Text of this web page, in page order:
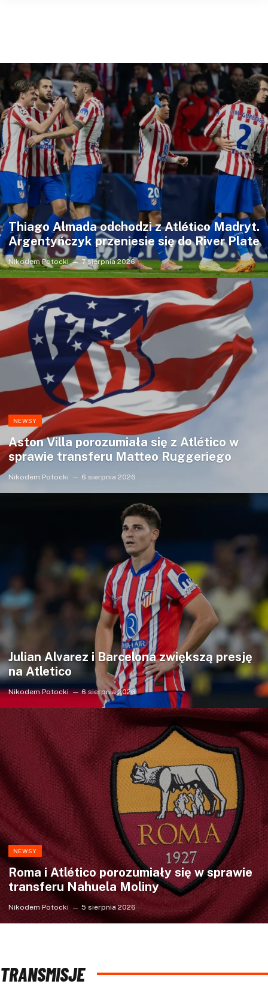
Thiago Almada odchodzi z Atlético Madryt.
Argentyńczyk przeniesie się do River Plate
Nikodem Potocki 7 sierpnia 2026
NEWSY
Aston Villa porozumiała się z Atlético w
sprawie transferu Matteo Ruggeriego
Nikodem Potocki 6 sierpnia 2026
Julian Alvarez i Barcelona zwiększą presję
na Atletico
Nikodem Potocki 6 sierpnia 2026
NEWSY
Roma i Atlético porozumiały się w sprawie
transferu Nahuela Moliny
Nikodem Potocki 5 sierpnia 2026
TRANSMISJE